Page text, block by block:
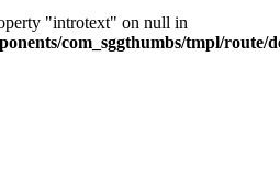
"introtext" on null in
com_sggthumbs/tmpl/route/